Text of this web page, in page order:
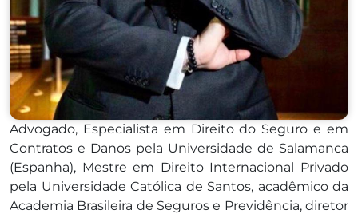
Advogado, Especialista em Direito do Seguro e em
Contratos e Danos pela Universidade de Salamanca
(Espanha), Mestre em Direito Internacional Privado
pela Universidade Católica de Santos, acadêmico da
Academia Brasileira de Seguros e Previdência, diretor